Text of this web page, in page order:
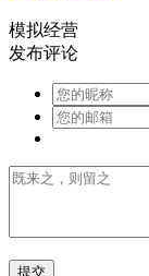
模拟经营
发布评论